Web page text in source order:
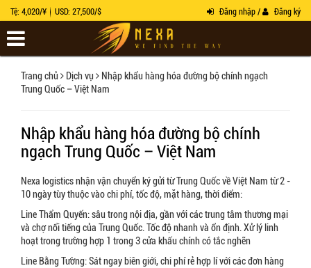
Tệ: 4,020/¥ USD: 27,500/$ Đăng nhập / Đăng ký
Trang chủ Dịch vụ
Nhập khẩu hàng hóa đường bộ chính ngạch
Trung Quốc – Việt Nam
Nhập khẩu hàng hóa đường bộ chính
ngạch Trung Quốc – Việt Nam
Nexa logistics nhận vận chuyển ký gửi từ Trung Quốc về Việt Nam từ 2 -
10 ngày tùy thuộc vào chi phí, tốc độ, mặt hàng, thời điểm:
Line Thẩm Quyến: sâu trong nội địa, gần với các trung tâm thương mại
và chợ nổi tiếng của Trung Quốc. Tốc độ nhanh và ổn định. Xử lý linh
hoạt trong trường hợp 1 trong 3 cửa khấu chính có tắc nghẽn
Line Bằng Tường: Sát ngay biên giới, chi phí rẻ hợp lí với các đơn hàng